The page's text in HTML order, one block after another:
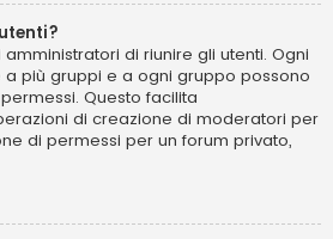
di riunire gli utenti. Ogni
più gruppi e a ogni gruppo possono
Questo facilita
di creazione di moderatori per
di permessi per un forum privato,